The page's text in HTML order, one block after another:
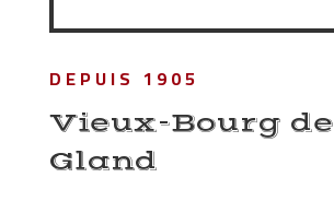
DEPUIS 1905
Vieux-Bourg de
Gland